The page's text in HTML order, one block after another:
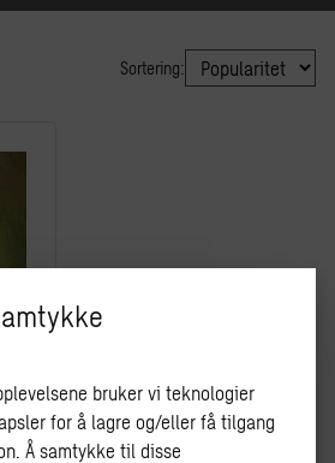
bruker vi teknologier
for å lagre og/eller få tilgang
Å samtykke til disse
Sortering: